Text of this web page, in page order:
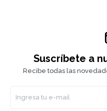
Suscríbete a
Recibe todas las